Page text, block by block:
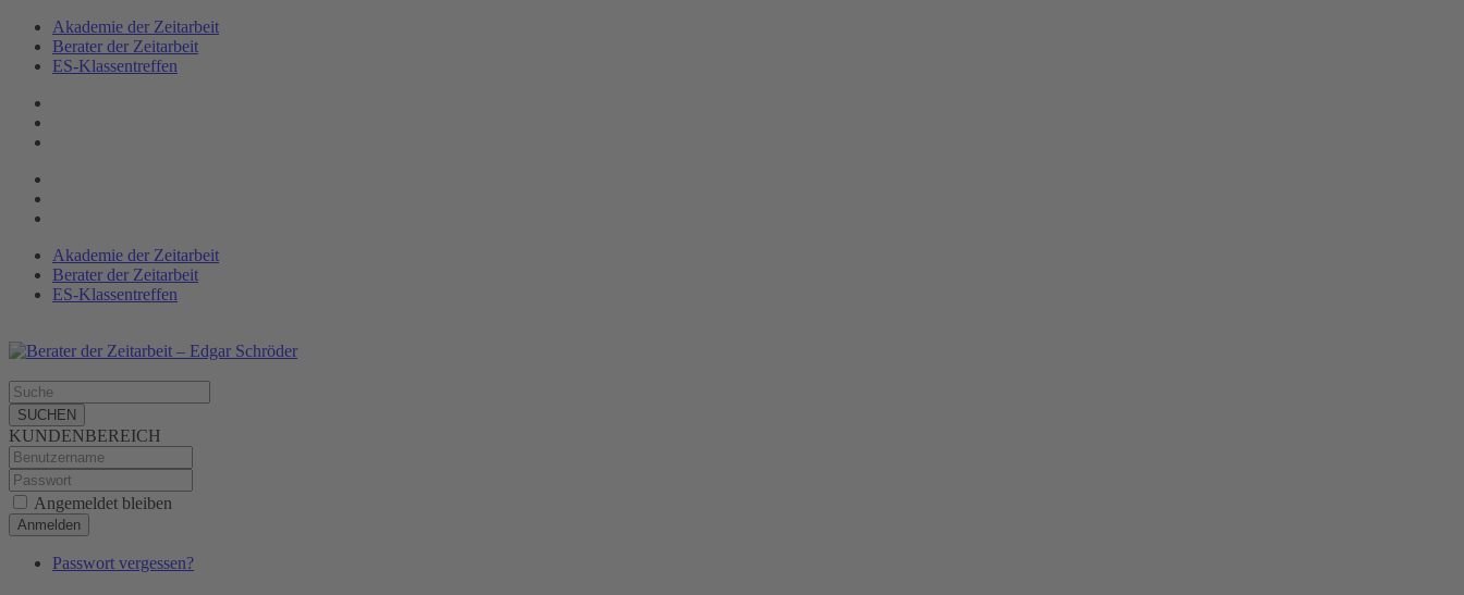
Akademie der Zeitarbeit
Berater der Zeitarbeit
ES-Klassen­treffen
Akademie der Zeitarbeit
Berater der Zeitarbeit
ES-Klassentreffen
SUCHEN
KUNDENBEREICH
Angemeldet bleiben
Anmelden
Passwort vergessen?